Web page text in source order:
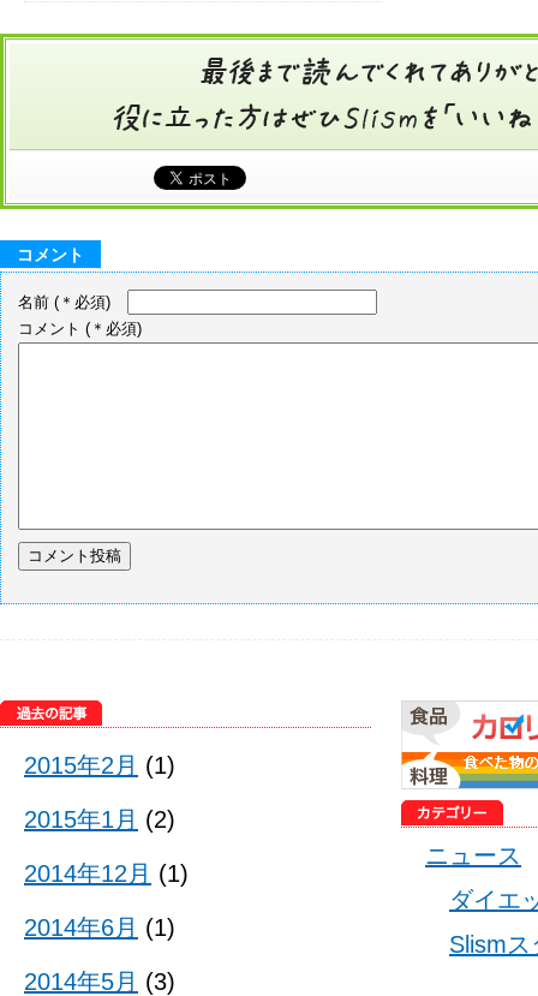
コメント
名前 (＊必須)
コメント (＊必須)
ニュース
ダイエ
Slism
2015年2月 (1)
2015年1月 (2)
2014年12月 (1)
2014年6月 (1)
2014年5月 (3)